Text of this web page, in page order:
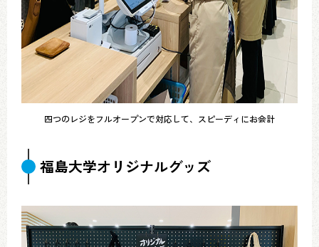
四つのレジをフルオープンで対応して、スピーディにお会計
福島大学オリジナルグッズ